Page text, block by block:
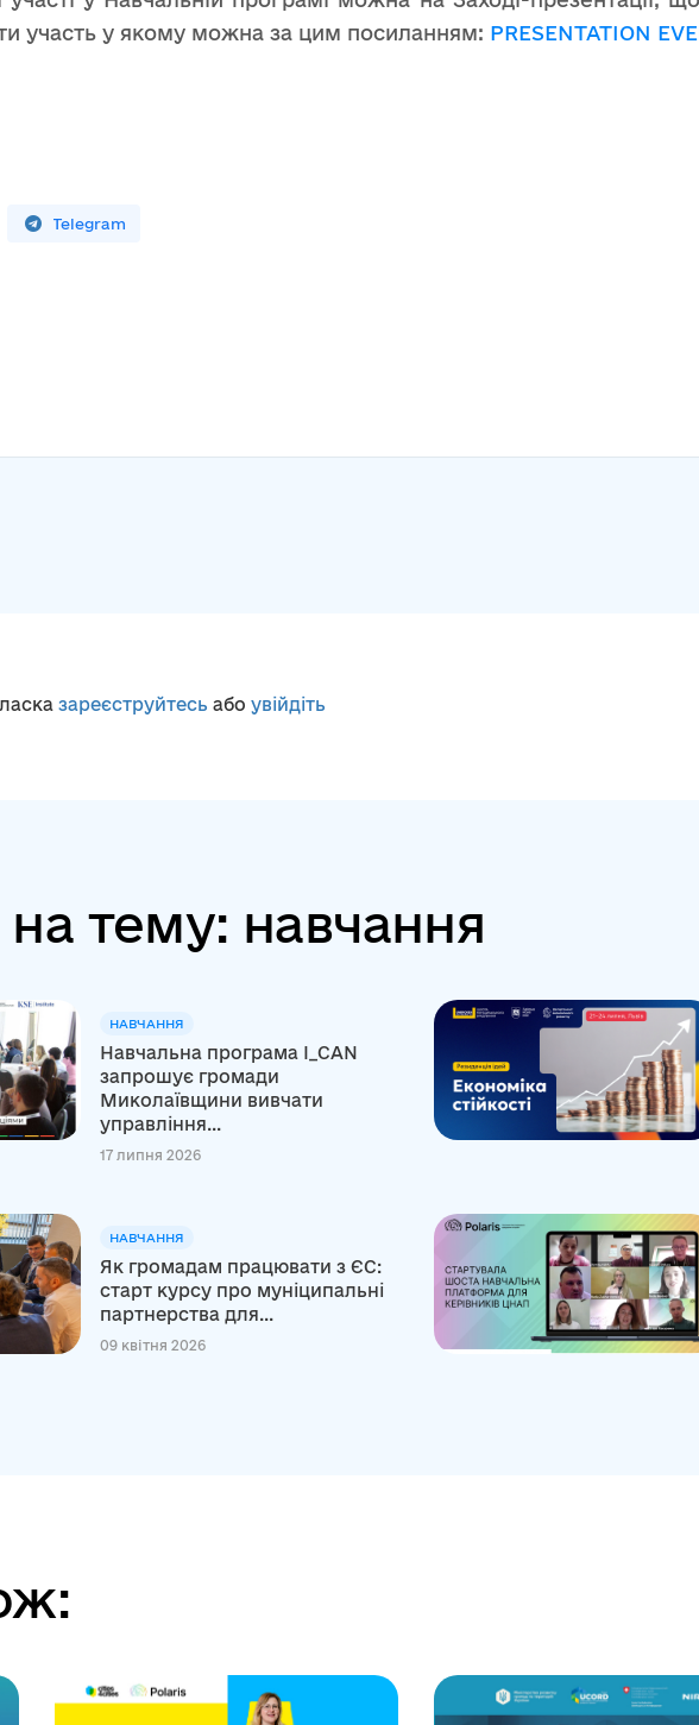
участь у якому можна за цим посиланням: PRESENTATION
У Telegram
зареєструйтесь або увійдіть
тему: навчання
НАВЧАННЯ
Навчальна програма I_CAN
запрошує громади
Миколаївщини вивчати
управління...
17 липня 2026
НАВЧАННЯ
Як громадам працювати з ЄС:
старт курсу про муніципальні
партнерства для...
09 квітня 2026